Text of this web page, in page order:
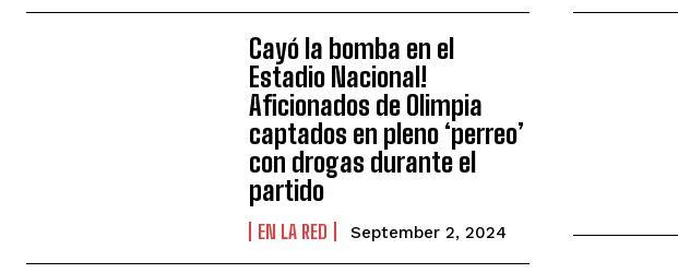
Cayó la bomba en el
Estadio Nacional!
Aficionados de Olimpia
captados en pleno ‘perreo’
con drogas durante el
partido
EN LA RED September 2, 2024